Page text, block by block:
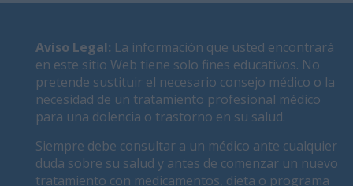
Aviso Legal: La información que usted encontrará
en este sitio Web tiene solo fines educativos. No
pretende sustituir el necesario consejo médico o la
necesidad de un tratamiento profesional médico
para una dolencia o trastorno en su salud.
Siempre debe consultar a un médico ante cualquier
duda sobre su salud y antes de comenzar un nuevo
tratamiento con medicamentos, dieta o programa